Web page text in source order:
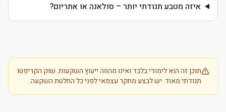
איזה מטבע תנודתי יותר – סולאנה או אתריום?
תוכן זה הוא לימודי בלבד ואינו מהווה ייעוץ השקעות. שוק הקריפטו
תנודתי מאוד. יש לבצע מחקר עצמאי לפני כל החלטת השקעה.